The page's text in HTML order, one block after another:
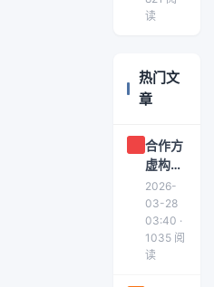
关税
读
热门文
章
合作方
虚构论
坛背
景，法
院认定
欺诈撤
销合同
2026-
03-28
03:40 ·
1035 阅
读